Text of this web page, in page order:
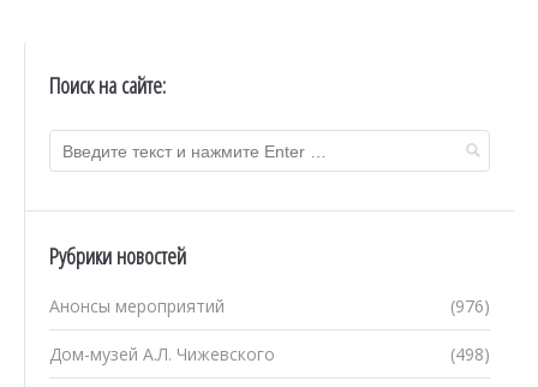
Поиск на сайте:
Рубрики новостей
(976)
Анонсы мероприятий
(498)
Дом-музей А.Л. Чижевского